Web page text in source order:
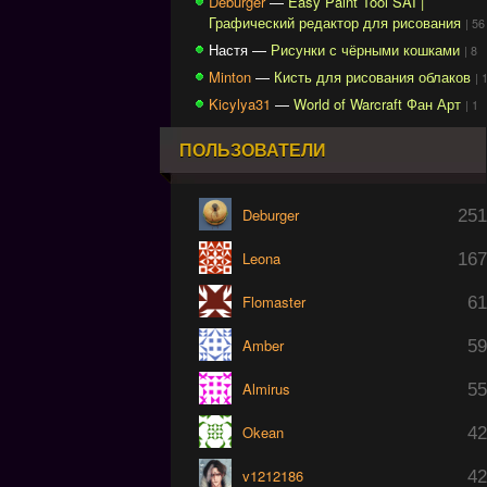
Графический редактор для рисования | 56
Настя — Рисунки с чёрными кошками | 8
Minton — Кисть для рисования облаков |
Kicylya31 — World of Warcraft Фан Арт | 1
ПОЛЬЗОВАТЕЛИ
Deburger 251
Leona 167
Flomaster 61
Amber 59
Almirus 55
Okean 42
v1212186 42